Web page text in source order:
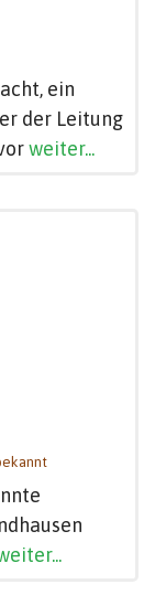
ein
der Leitung
weiter...